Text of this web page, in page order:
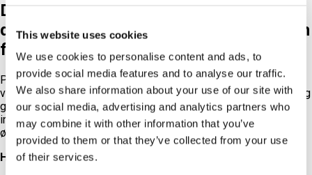
This website uses cookies
We use cookies to personalise content and ads, to
provide social media features and to analyse our traffic.
We also share information about your use of our site with
our social media, advertising and analytics partners who
may combine it with other information that you’ve
provided to them or that they’ve collected from your use
of their services.
Desserten: Dua Lipas sylteagurkdrink er
den siste vrien på den økende interessen
for "skitne" cocktailer
Popikonet Dua Lipa setter fart på baren med en cocktail som
vekker oppsikt - sylteagurkjuice, noen? Denne artikkelen tar deg
gjennom den voksende trenden med "dirty" cocktails, der salte
ingredienser som sylteagurkjuice, olivenlake og til og med
østerslake gir klassiske drinker en dristig, salt makeover.
Hvorfor den er verdt å lese?